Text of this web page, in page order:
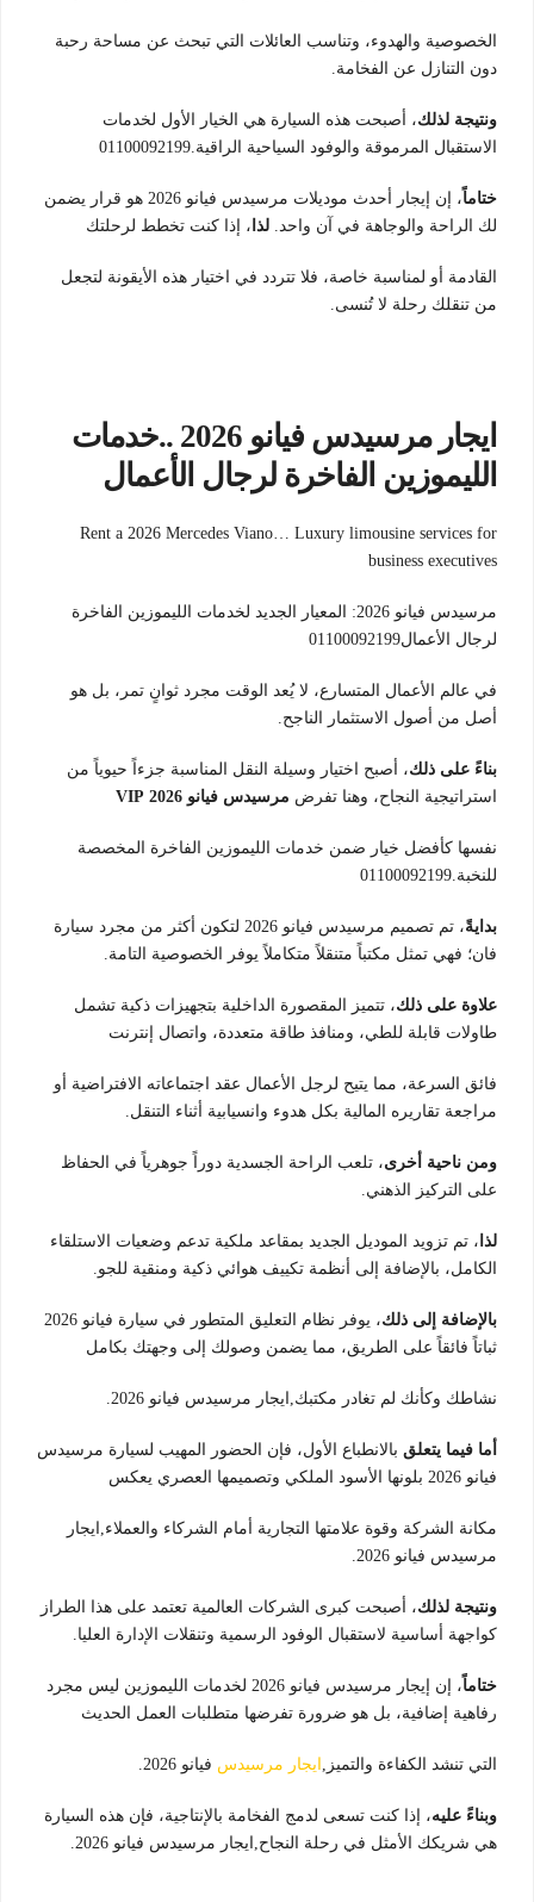
الخصوصية والهدوء، وتناسب العائلات التي تبحث عن مساحة رحبة
دون التنازل عن الفخامة.
ونتيجة لذلك، أصبحت هذه السيارة هي الخيار الأول لخدمات
الاستقبال المرموقة والوفود السياحية الراقية.01100092199
ختاماً
، إن إيجار أحدث موديلات مرسيدس فيانو 2026 هو قرار يضمن
لك الراحة والوجاهة في آن واحد. لذا ، إذا كنت تخطط لرحلتك
القادمة أو لمناسبة خاصة، فلا تتردد في اختيار هذه الأيقونة لتجعل
من تنقلك رحلة لا تُنسى.
ايجار مرسيدس فيانو 2026 ..خدمات
الليموزين الفاخرة لرجال الأعمال
Rent a 2026 Mercedes Viano… Luxury limousine services for
business executives
مرسيدس فيانو 2026: المعيار الجديد لخدمات الليموزين الفاخرة
لرجال الأعمال01100092199
في عالم الأعمال المتسارع، لا يُعد الوقت مجرد ثوانٍ تمر، بل هو
أصل من أصول الاستثمار الناجح.
بناءً على ذلك، أصبح اختيار وسيلة النقل المناسبة جزءاً حيوياً من
استراتيجية النجاح، وهنا تفرض مرسيدس فيانو 2026 VIP
نفسها كأفضل خيار ضمن خدمات الليموزين الفاخرة المخصصة
للنخبة.01100092199
بدايةً
، تم تصميم مرسيدس فيانو 2026 لتكون أكثر من مجرد سيارة
فان؛ فهي تمثل مكتباً متنقلاً متكاملاً يوفر الخصوصية التامة.
علاوة على ذلك، تتميز المقصورة الداخلية بتجهيزات ذكية تشمل
طاولات قابلة للطي، ومنافذ طاقة متعددة، واتصال إنترنت
فائق السرعة، مما يتيح لرجل الأعمال عقد اجتماعاته الافتراضية أو
مراجعة تقاريره المالية بكل هدوء وانسيابية أثناء التنقل.
ومن ناحية أخرى، تلعب الراحة الجسدية دوراً جوهرياً في الحفاظ
على التركيز الذهني.
لذا ، تم تزويد الموديل الجديد بمقاعد ملكية تدعم وضعيات الاستلقاء
الكامل، بالإضافة إلى أنظمة تكييف هوائي ذكية ومنقية للجو.
بالإضافة إلى ذلك
، يوفر نظام التعليق المتطور في سيارة فيانو 2026
ثباتاً فائقاً على الطريق، مما يضمن وصولك إلى وجهتك بكامل
نشاطك وكأنك لم تغادر مكتبك,ايجار مرسيدس فيانو 2026.
أما فيما يتعلق بالانطباع الأول، فإن الحضور المهيب لسيارة مرسيدس
فيانو 2026 بلونها الأسود الملكي وتصميمها العصري يعكس
مكانة الشركة وقوة علامتها التجارية أمام الشركاء والعملاء,ايجار
مرسيدس فيانو 2026.
ونتيجة لذلك، أصبحت كبرى الشركات العالمية تعتمد على هذا الطراز
كواجهة أساسية لاستقبال الوفود الرسمية وتنقلات الإدارة العليا.
ختاماً
، إن إيجار مرسيدس فيانو 2026 لخدمات الليموزين ليس مجرد
رفاهية إضافية، بل هو ضرورة تفرضها متطلبات العمل الحديث
التي تنشد الكفاءة والتميز, ايجار مرسيدس فيانو 2026.
وبناءً عليه، إذا كنت تسعى لدمج الفخامة بالإنتاجية، فإن هذه السيارة
هي شريكك الأمثل في رحلة النجاح,ايجار مرسيدس فيانو 2026.